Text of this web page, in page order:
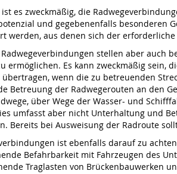
es zweckmäßig, die
und gegebenenfalls besonderen
werden, aus denen sich der
stellen aber auch
ermöglichen. Es kann zweckmäßig sein,
wenn die zu betreuenden
Betreuung der Radwegerouten an den
über Wege der Wasser- und
umfasst aber nicht Unterhaltung und
Bereits bei Ausweisung der Radroute
ist ebenfalls darauf zu
Befahrbarkeit mit Fahrzeugen des
Traglasten von Brückenbauwerken